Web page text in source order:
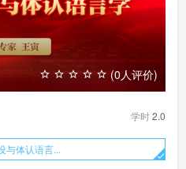
(0人评价)
学时2.0
与体认语言...